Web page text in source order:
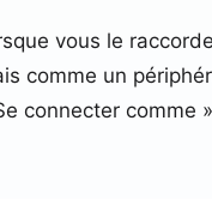
vous le
comme un
connecter comme